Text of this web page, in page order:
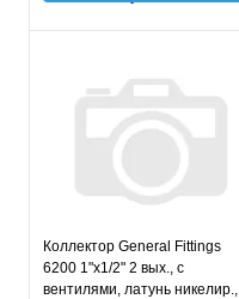
Коллектор General Fittings
6200 1"х1/2" 2 вых., c
вентилями, латунь никелир.,